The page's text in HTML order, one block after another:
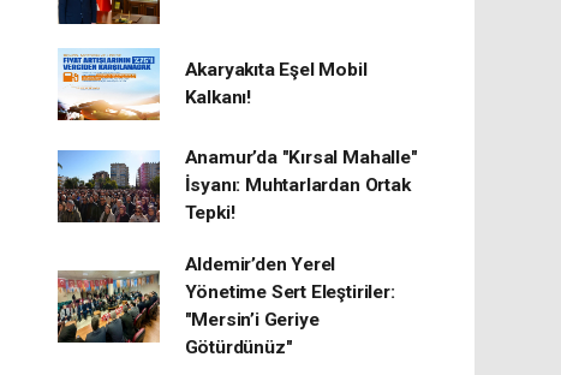
​Akaryakıta Eşel Mobil
Kalkanı!
Anamur’da "Kırsal Mahalle"
İsyanı: Muhtarlardan Ortak
Tepki!
Aldemir’den Yerel
Yönetime Sert Eleştiriler:
"Mersin’i Geriye
Götürdünüz"